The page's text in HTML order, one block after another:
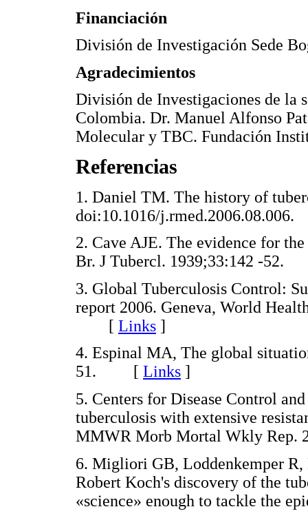
Financiación
División de Investigación Sede
Agradecimientos
División de Investigaciones de la
Colombia. Dr. Manuel Alfonso
Molecular y TBC. Fundación
Referencias
1. Daniel TM. The history of
doi:10.1016/
2. Cave AJE. The evidence for
Br. J Tubercl. 1939;33:142 -
3. Global Tuberculosis Control:
report 2006. Geneva, World
[ Links ]
4. Espinal MA, The global
51. [ Links ]
5. Centers for Disease Control
tuberculosis with extensive
MMWR Morb Mortal Wkly
6. Migliori GB, Loddenkemper
Robert Koch's discovery of the
«science» enough to tackle the